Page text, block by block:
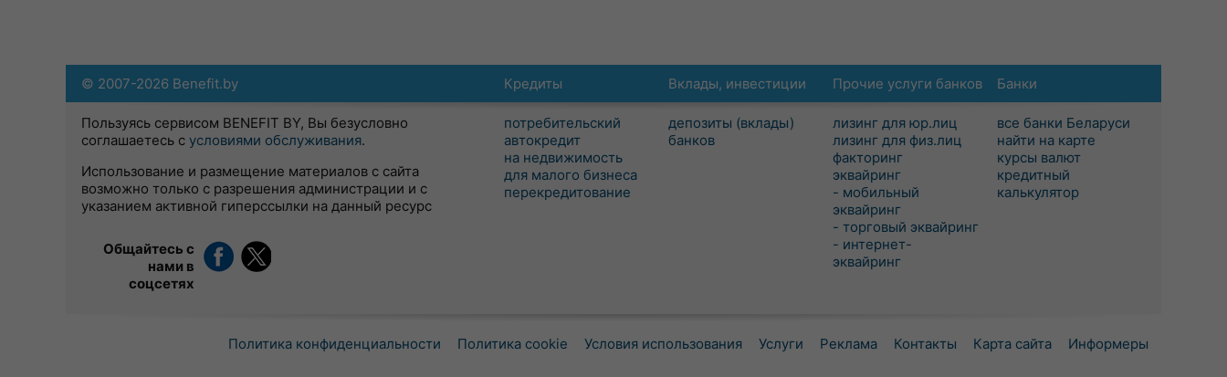
Кредиты
потребительский
автокредит
на недвижимость
для малого бизнеса
перекредитование
Вклады, инвестиции
депозиты (вклады)
банков
Прочие услуги банков
лизинг для юр.лиц
лизинг для физ.лиц
факторинг
эквайринг
- мобильный
эквайринг
- торговый эквайринг
- интернет-
эквайринг
Банки
все банки Беларуси
найти на карте
курсы валют
кредитный
калькулятор
© 2007-2026 Benefit.by
Пользуясь сервисом BENEFIT BY, Вы безусловно
соглашаетесь с условиями обслуживания.
Использование и размещение материалов с сайта
возможно только с разрешения администрации и с
указанием активной гиперссылки на данный ресурс
Общайтесь с
нами в
соцсетях
Политика конфиденциальности Политика cookie Условия использования Услуги Реклама Контакты Карта сайта Информеры